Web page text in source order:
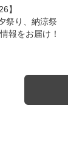
】
祭り、納涼祭
報をお届け！